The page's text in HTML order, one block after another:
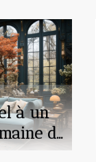
à un
de
?